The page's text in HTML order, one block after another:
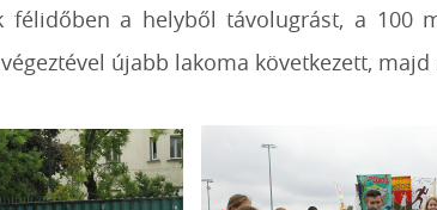
félidőben a helyből távolugrást, a 100
újabb lakoma következett,